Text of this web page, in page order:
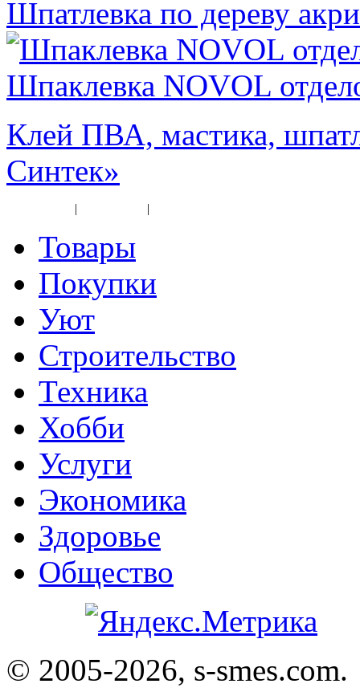
Шпатлевка по дереву
Шпаклевка NOVOL
Клей ПВА, мастика,
Синтек»
| |
Товары
Покупки
Уют
Строительство
Техника
Хобби
Услуги
Экономика
Здоровье
Общество
© 2005-2026, s-smes.com.